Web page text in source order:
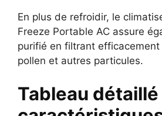
En plus de refroidir, le
Freeze Portable AC assure
purifié en filtrant efficacement
pollen et autres particules.
Tableau